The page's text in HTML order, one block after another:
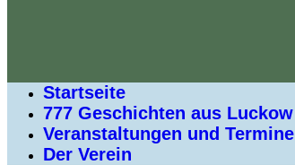
Startseite
777 Geschichten aus Luckow
Veranstaltungen und Termine
Der Verein